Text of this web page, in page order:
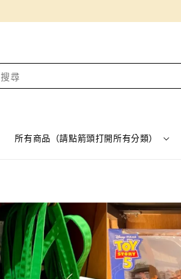
搜尋
所有商品（請點箭頭打開所有分類）